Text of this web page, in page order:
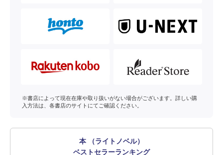
※書店によって現在在庫や取り扱いがない場合がございます。詳しい購
入方法は、各書店のサイトにてご確認ください。
本 （ライトノベル）
ベストセラーランキング